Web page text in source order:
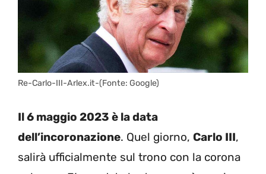
Re-Carlo-III-Arlex.it-(Fonte: Google)
Il 6 maggio 2023 è la data
dell’incoronazione. Quel giorno, Carlo III,
salirà ufficialmente sul trono con la corona